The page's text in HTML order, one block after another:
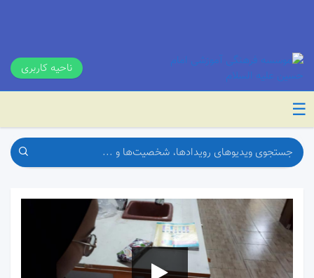
ناحیه کاربری
☰